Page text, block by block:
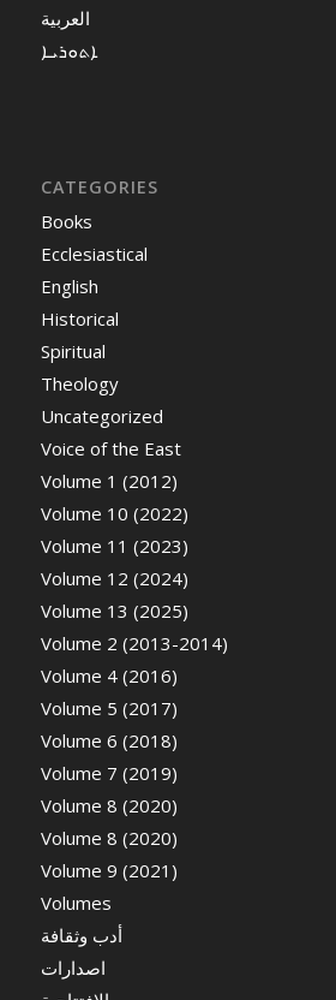
العربية
ܐܬܘܪܝܐ
CATEGORIES
Books
Ecclesiastical
English
Historical
Spiritual
Theology
Uncategorized
Voice of the East
Volume 1 (2012)
Volume 10 (2022)
Volume 11 (2023)
Volume 12 (2024)
Volume 13 (2025)
Volume 2 (2013-2014)
Volume 4 (2016)
Volume 5 (2017)
Volume 6 (2018)
Volume 7 (2019)
Volume 8 (2020)
Volume 8 (2020)
Volume 9 (2021)
Volumes
أدب وثقافة
اصدارات